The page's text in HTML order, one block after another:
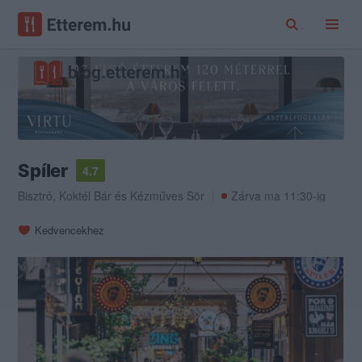
Spíler
4.7
Bisztró, Koktél Bár és Kézműves Sör Zárva ma 11:30-ig
Kedvencekhez